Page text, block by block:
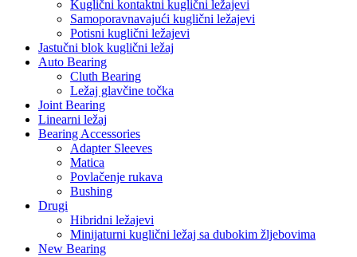
Kuglični kontaktni kuglični ležajevi
Samoporavnavajući kuglični ležajevi
Potisni kuglični ležajevi
Jastučni blok kuglični ležaj
Auto Bearing
Cluth Bearing
Ležaj glavčine točka
Joint Bearing
Linearni ležaj
Bearing Accessories
Adapter Sleeves
Matica
Povlačenje rukava
Bushing
Drugi
Hibridni ležajevi
Minijaturni kuglični ležaj sa dubokim žljebovima
New Bearing